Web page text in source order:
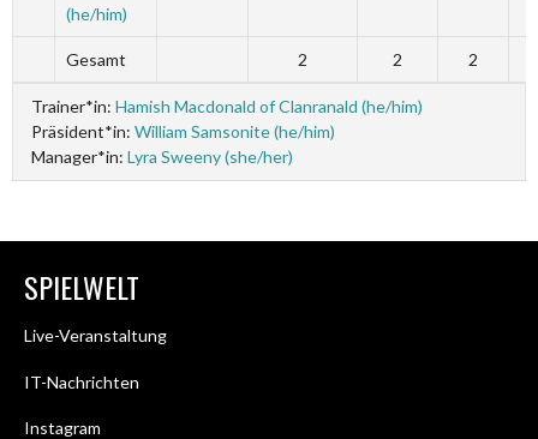
(he/him)
Gesamt 2 2 2
Trainer*in: Hamish Macdonald of Clanranald (he/him)
Präsident*in: William Samsonite (he/him)
Manager*in: Lyra Sweeny (she/her)
SPIELWELT
Live-Veranstaltung
IT-Nachrichten
Instagram